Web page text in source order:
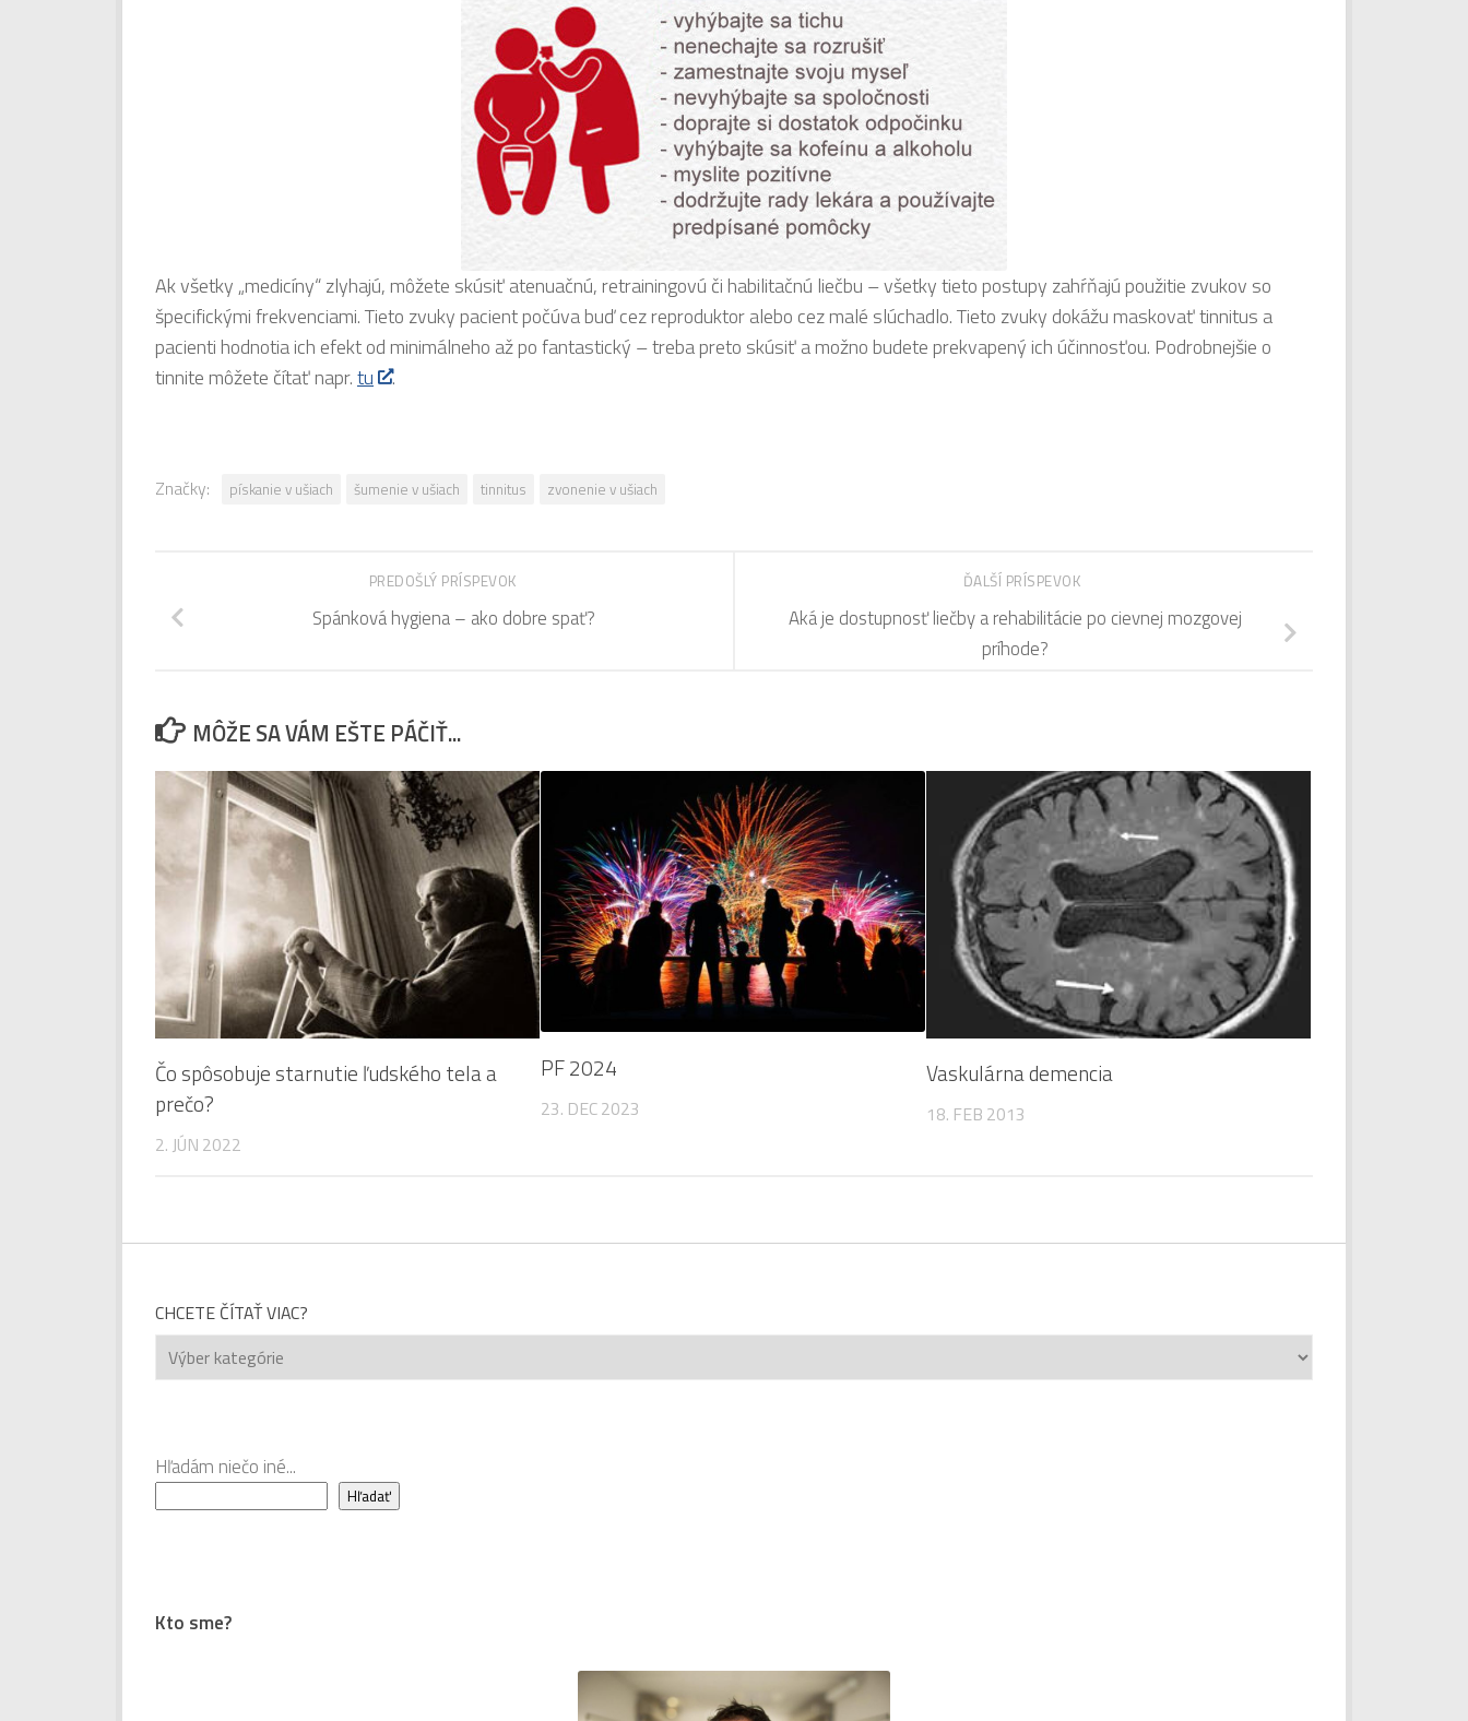
Ak všetky „medicíny“ zlyhajú, môžete skúsiť atenuačnú, retrainingovú či habilitačnú liečbu – všetky tieto postupy zahŕňajú použitie zvukov so
špecifickými frekvenciami. Tieto zvuky pacient počúva buď cez reproduktor alebo cez malé slúchadlo. Tieto zvuky dokážu maskovať tinnitus a
pacienti hodnotia ich efekt od minimálneho až po fantastický – treba preto skúsiť a možno budete prekvapený ich účinnosťou. Podrobnejšie o
tinnite môžete čítať napr.tu .
Značky: pískanie v ušiach šumenie v ušiach tinnitus zvonenie v ušiach
ĎALŠÍ PRÍSPEVOK
Aká je dostupnosť liečby a rehabilitácie po cievnej mozgovej
príhode?
PREDOŠLÝ PRÍSPEVOK
Spánková hygiena – ako dobre spať?
MÔŽE SA VÁM EŠTE PÁČIŤ...
Čo spôsobuje starnutie ľudského tela a
prečo?
2. JÚN 2022
PF 2024
23. DEC 2023
Vaskulárna demencia
18. FEB 2013
CHCETE ČÍTAŤ VIAC?
Chcete
čítať
Hľadám niečo iné...
Hľadať
Kto sme?